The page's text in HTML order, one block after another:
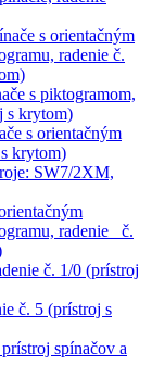
s orientačným
radenie č.
s piktogramom,
s krytom)
s orientačným
krytom)
SW7/2XM,
radenie č.
č. 1/0 (prístroj
č. 5 (prístroj s
spínačov a